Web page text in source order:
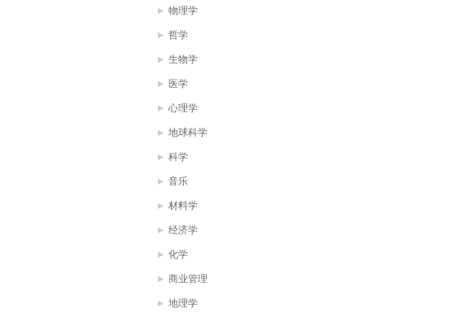
物理学
哲学
生物学
医学
心理学
地球科学
科学
音乐
材料学
经济学
化学
商业管理
地理学